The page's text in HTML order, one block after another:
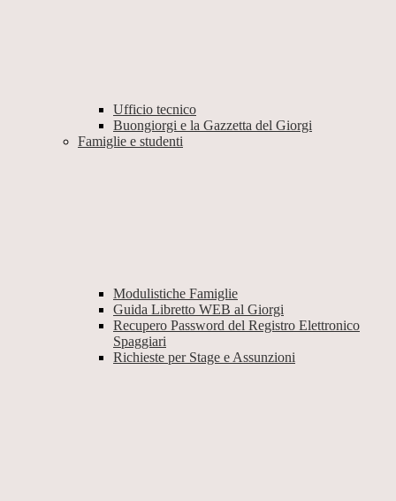
Ufficio tecnico
Buongiorgi e la Gazzetta del Giorgi
Famiglie e studenti
Modulistiche Famiglie
Guida Libretto WEB al Giorgi
Recupero Password del Registro Elettronico
Spaggiari
Richieste per Stage e Assunzioni